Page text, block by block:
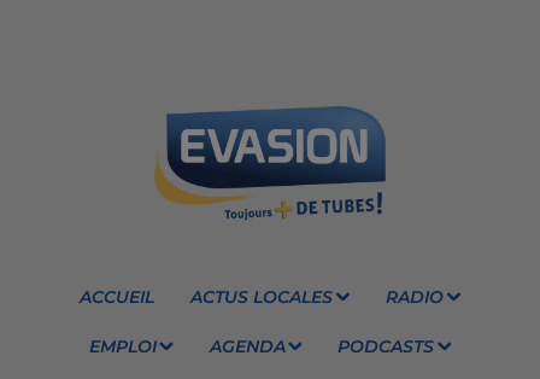
ACCUEIL ACTUS LOCALES RADIO
EMPLOI AGENDA PODCASTS